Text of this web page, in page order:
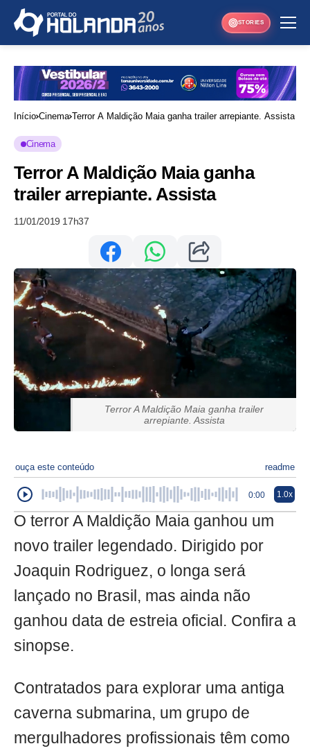
STORIES
Início Cinema Terror A Maldição Maia ganha trailer arrepiante. Assista
Cinema
Terror A Maldição Maia ganha
trailer arrepiante. Assista
11/01/2019 17h37
Terror A Maldição Maia ganha trailer
arrepiante. Assista
ouça este conteúdo readme
0:00 1.0x
O terror A Maldição Maia ganhou um
novo trailer legendado. Dirigido por
Joaquin Rodriguez, o longa será
lançado no Brasil, mas ainda não
ganhou data de estreia oficial. Confira a
sinopse.
Contratados para explorar uma antiga
caverna submarina, um grupo de
mergulhadores profissionais têm como